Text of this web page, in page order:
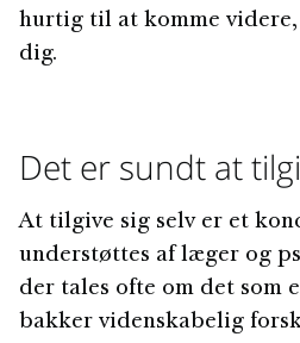
hurtig til at komme
dig.
Det er sundt at
At tilgive sig selv er et
understøttes af læger og
der tales ofte om det som
bakker videnskabelig